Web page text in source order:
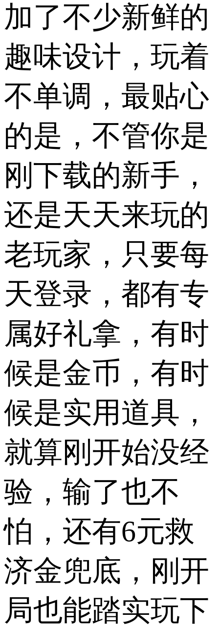
加了不少新鲜的
趣味设计，玩着
不单调，最贴心
的是，不管你是
刚下载的新手，
还是天天来玩的
老玩家，只要每
天登录，都有专
属好礼拿，有时
候是金币，有时
候是实用道具，
就算刚开始没经
验，输了也不
怕，还有6元救
济金兜底，刚开
局也能踏实玩下